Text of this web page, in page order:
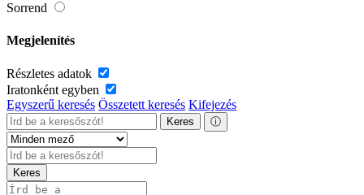
Sorrend
Megjelenítés
Részletes adatok
Iratonként egyben
Egyszerű keresés Összetett keresés Kifejezés
Keres ⓘ
Keres